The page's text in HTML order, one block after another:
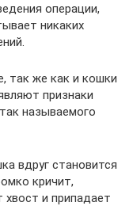
операции,
никаких
так же как и кошки
признаки
называемого
вдруг становится
кричит,
хвост и припадает